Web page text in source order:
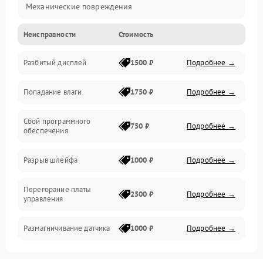
Механические повреждения
Видео
Механика
Управление
Электропитание
Неисправности Стоимость
Разбитый дисплей 1500 ₽ Подробнее →
Попадание влаги 1750 ₽ Подробнее →
Сбой программного
обеспечения
750 ₽ Подробнее →
Разрыв шлейфа 1000 ₽ Подробнее →
Перегорание платы
управления
2500 ₽ Подробнее →
Размагничивание датчика 1000 ₽ Подробнее →